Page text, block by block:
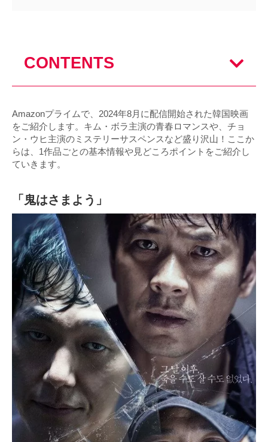
CONTENTS
Amazonプライムで、2024年8月に配信開始された韓国映画
をご紹介します。キム・ボラ主演の青春ロマンスや、チョ
ン・ウヒ主演のミステリーサスペンスなど盛り沢山！ここか
らは、1作品ごとの基本情報や見どころポイントをご紹介し
ていきます。
「鬼はさまよう」